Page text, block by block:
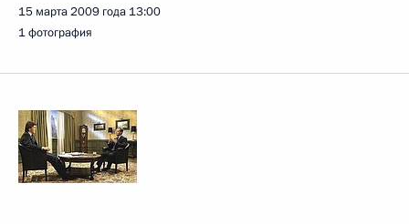
15 марта 2009 года 13:00
1 фотография